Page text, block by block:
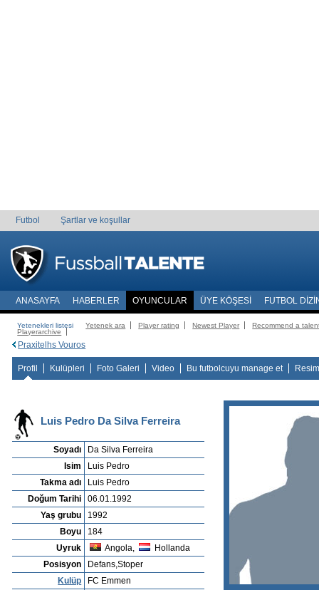
Futbol Şartlar ve koşullar
ANASAYFA HABERLER OYUNCULAR ÜYE KÖŞESI FUTBOL
Yetenekleri listesi Yetenek ara Player rating Newest Player
Recommend a
Playerarchive
Praxitelhs Vouros
Profil Kulüpleri Foto Galeri Video Bu futbolcuyu manage et
Luis Pedro Da Silva Ferreira
Soyadı
Da Silva Ferreira
Isim
Luis Pedro
Takma adı
Luis Pedro
Doğum Tarihi
06.01.1992
Yaş grubu
1992
Boyu
184
Uyruk
Angola,
Hollanda
Posisyon
Defans,Stoper
Kulüp
FC Emmen